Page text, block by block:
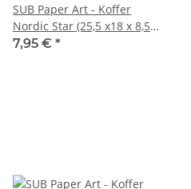
SUB Paper Art - Koffer
Nordic Star (25,5 x18 x 8,5
cm)
7,95 € *